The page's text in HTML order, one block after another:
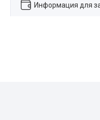
Информация для